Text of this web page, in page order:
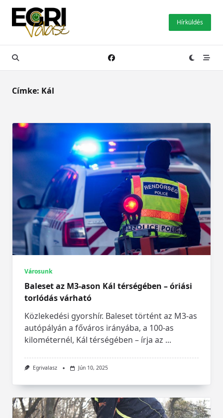
Skip
content
Hírküldés
Címke: Kál
Városunk
Baleset az M3-ason Kál térségében – óriási
torlódás várható
Közlekedési gyorshír. Baleset történt az M3-as
autópályán a főváros irányába, a 100-as
kilométernél, Kál térségében – írja az ...
Egrivalasz Jún 10, 2025